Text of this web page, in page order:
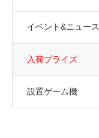
イベント&ニュース
入荷プライズ
設置ゲーム機